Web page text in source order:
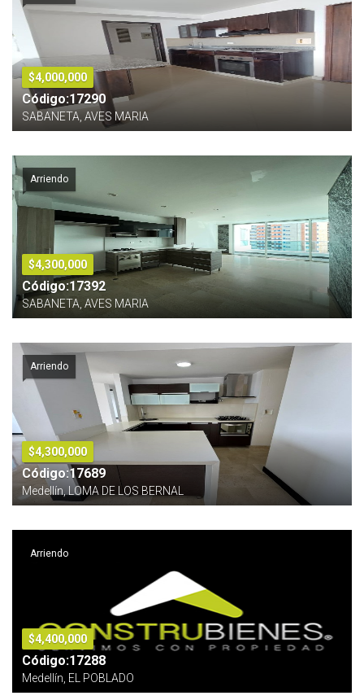
$4,000,000
Código:17290
SABANETA, AVES MARIA
Arriendo
$4,300,000
Código:17392
SABANETA, AVES MARIA
Arriendo
$4,300,000
Código:17689
Medellín, LOMA DE LOS BERNAL
Arriendo
$4,400,000
Código:17288
Medellín, EL POBLADO